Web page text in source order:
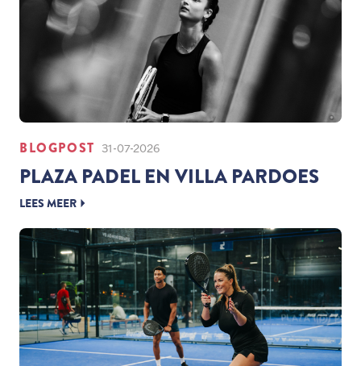
BLOGPOST 31-07-2026
PLAZA PADEL EN VILLA PARDOES
LEES MEER